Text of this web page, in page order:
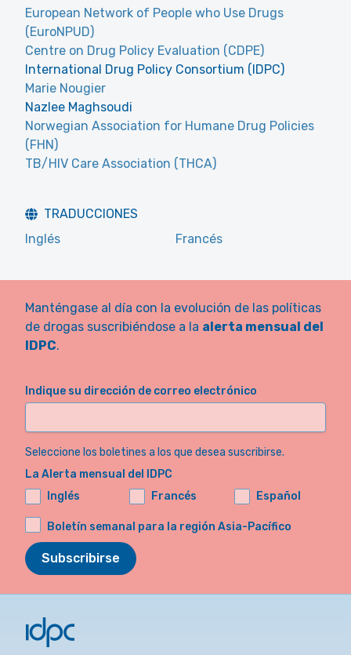
European Network of People who Use Drugs
(EuroNPUD)
Centre on Drug Policy Evaluation (CDPE)
International Drug Policy Consortium (IDPC)
Marie Nougier
Nazlee Maghsoudi
Norwegian Association for Humane Drug Policies
(FHN)
TB/HIV Care Association (THCA)
TRADUCCIONES
Inglés
Francés
Manténgase al día con la evolución de las políticas
de drogas suscribiéndose a la alerta mensual del
IDPC.
Indique su dirección de correo electrónico
Seleccione los boletines a los que desea suscribirse.
La Alerta mensual del IDPC
Inglés
Francés Español
Boletín semanal para la región Asia-Pacífico
Subscribirse